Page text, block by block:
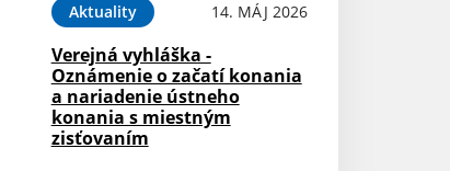
Aktuality 14. MÁJ 2026
Verejná vyhláška -
Oznámenie o začatí konania
a nariadenie ústneho
konania s miestným
zisťovaním